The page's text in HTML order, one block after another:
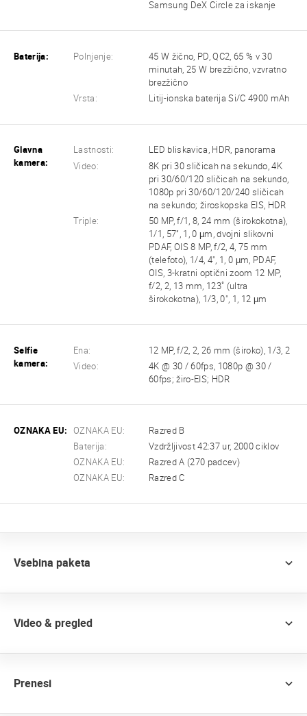
Samsung DeX Circle za iskanje
Baterija: Polnjenje:
45 W žično, PD, QC2, 65 % v 30
minutah, 25 W brezžično, vzvratno
brezžično
Vrsta:
Litij-ionska baterija Si/C 4900 mAh
Glavna
kamera:
Lastnosti:
LED bliskavica, HDR, panorama
Video:
8K pri 30 sličicah na sekundo, 4K
pri 30/60/120 sličicah na sekundo,
1080p pri 30/60/120/240 sličicah
na sekundo; žiroskopska EIS, HDR
Triple:
50 MP, f/1, 8, 24 mm (širokokotna),
1/1, 57", 1, 0 µm, dvojni slikovni
PDAF, OIS 8 MP, f/2, 4, 75 mm
(telefoto), 1/4, 4", 1, 0 µm, PDAF,
OIS, 3-kratni optični zoom 12 MP,
f/2, 2, 13 mm, 123˚ (ultra
širokokotna), 1/3, 0", 1, 12 µm
Selfie
kamera:
Ena:
12 MP, f/2, 2, 26 mm (široko), 1/3, 2
Video:
4K @ 30 / 60fps, 1080p @ 30 /
60fps; žiro-EIS; HDR
OZNAKA EU: OZNAKA EU:
Razred B
Baterija:
Vzdržljivost 42:37 ur, 2000 ciklov
OZNAKA EU:
Razred A (270 padcev)
OZNAKA EU:
Razred C
Vsebina paketa
Video & pregled
Prenesi